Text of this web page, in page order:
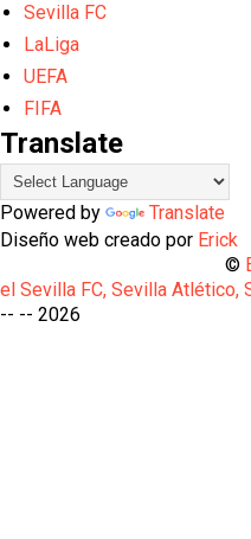
Sevilla FC
LaLiga
UEFA
FIFA
Translate
Powered by
Translate
Diseño web creado por Erick
©
el Sevilla FC, Sevilla Atlético,
-- -- 2026